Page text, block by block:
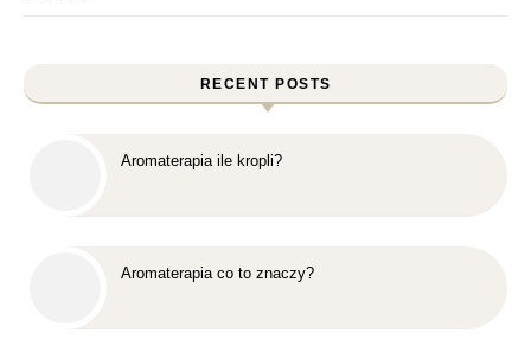
RECENT POSTS
Aromaterapia ile kropli?
Aromaterapia co to znaczy?